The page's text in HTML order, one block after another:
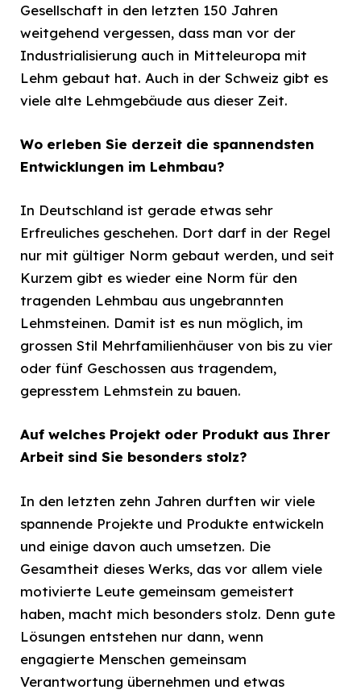
Gesellschaft in den letzten 150 Jahren
weitgehend vergessen, dass man vor der
Industrialisierung auch in Mitteleuropa mit
Lehm gebaut hat. Auch in der Schweiz gibt es
viele alte Lehmgebäude aus dieser Zeit.
Wo erleben Sie derzeit die spannendsten
Entwicklungen im Lehmbau?
In Deutschland ist gerade etwas sehr
Erfreuliches geschehen. Dort darf in der Regel
nur mit gültiger Norm gebaut werden, und seit
Kurzem gibt es wieder eine Norm für den
tragenden Lehmbau aus ungebrannten
Lehmsteinen. Damit ist es nun möglich, im
grossen Stil Mehrfamilienhäuser von bis zu vier
oder fünf Geschossen aus tragendem,
gepresstem Lehmstein zu bauen.
Auf welches Projekt oder Produkt aus Ihrer
Arbeit sind Sie besonders stolz?
In den letzten zehn Jahren durften wir viele
spannende Projekte und Produkte entwickeln
und einige davon auch umsetzen. Die
Gesamtheit dieses Werks, das vor allem viele
motivierte Leute gemeinsam gemeistert
haben, macht mich besonders stolz. Denn gute
Lösungen entstehen nur dann, wenn
engagierte Menschen gemeinsam
Verantwortung übernehmen und etwas